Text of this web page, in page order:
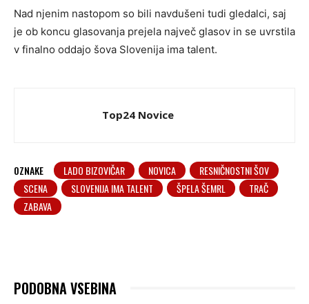
Nad njenim nastopom so bili navdušeni tudi gledalci, saj
je ob koncu glasovanja prejela največ glasov in se uvrstila
v finalno oddajo šova Slovenija ima talent.
Top24 Novice
OZNAKE LADO BIZOVIČAR NOVICA
RESNIČNOSTNI ŠOV
SCENA
SLOVENIJA IMA TALENT ŠPELA ŠEMRL
TRAČ
ZABAVA
PODOBNA VSEBINA